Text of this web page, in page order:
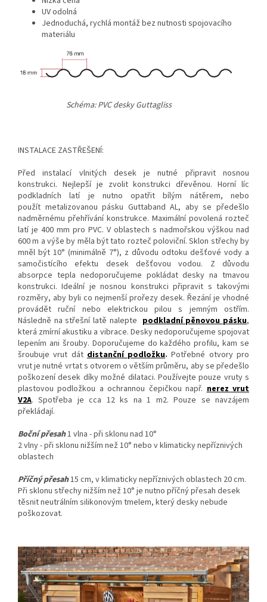
UV odolná
Jednoduchá, rychlá montáž bez nutnosti spojovacího
materiálu
Schéma: PVC desky Guttagliss
INSTALACE ZASTŘEŠENÍ:
Před instalací vlnitých desek je nutné připravit nosnou
konstrukci. Nejlepší je zvolit konstrukci dřevěnou. Horní líc
podkladních latí je nutno opatřit bílým nátěrem, nebo
použít metalizovanou pásku Guttaband AL, aby se předešlo
nadměrnému přehřívání konstrukce. Maximální povolená rozteč
latí je 400 mm pro PVC. V oblastech s nadmořskou výškou nad
600 m a výše by měla být tato rozteč poloviční. Sklon střechy by
mněl být 10° (minimálně 7°), z důvodu odtoku dešťové vody a
samočistícího efektu desek dešťovou vodou. Z důvodu
absorpce tepla nedoporučujeme pokládat desky na tmavou
konstrukci. Ideální je nosnou konstrukci připravit s takovými
rozměry, aby byli co nejmenší prořezy desek. Řezání je vhodné
provádět ruční nebo elektrickou pilou s jemným ostřím.
Následně na střešní latě nalepte podkladní pěnovou pásku,
která zmírní akustiku a vibrace. Desky nedoporučujeme spojovat
lepením ani šrouby. Doporučujeme do každého profilu, kam se
šroubuje vrut dát distanční podložku. Potřebné otvory pro
vrut je nutné vrtat s otvorem o větším průměru, aby se předešlo
poškození desek díky možné dilataci. Používejte pouze vruty s
plastovou podložkou a ochrannou čepičkou např. nerez vrut
V2A. Spotřeba je cca 12 ks na 1 m2. Pouze se navzájem
překládají.
Boční přesah1 vlna - při sklonu nad 10°
2 vlny - při sklonu nižším než 10° nebo v klimaticky nepříznivých
oblastech
Příčný přesah15 cm, v klimaticky nepříznivých oblastech 20 cm.
Při sklonu střechy nižším než 10° je nutno příčný přesah desek
těsnit neutrálním silikonovým tmelem, který desky nebude
poškozovat.